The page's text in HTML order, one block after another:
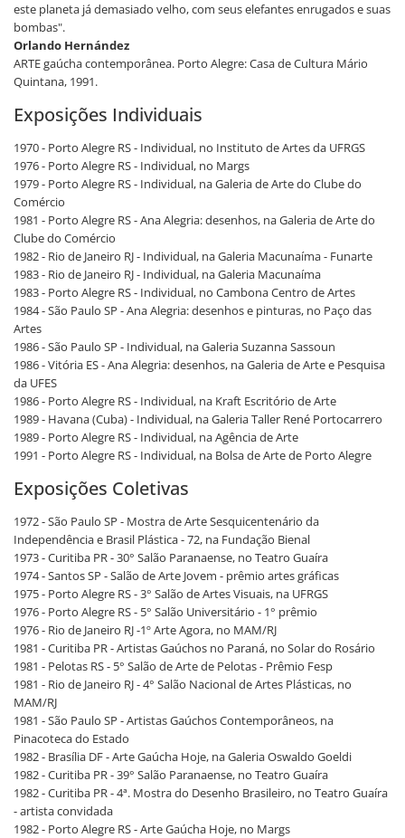
este planeta já demasiado velho, com seus elefantes enrugados e suas
bombas".
Orlando Hernández
ARTE gaúcha contemporânea. Porto Alegre: Casa de Cultura Mário
Quintana, 1991.
Exposições Individuais
1970 - Porto Alegre RS - Individual, no Instituto de Artes da UFRGS
1976 - Porto Alegre RS - Individual, no Margs
1979 - Porto Alegre RS - Individual, na Galeria de Arte do Clube do
Comércio
1981 - Porto Alegre RS - Ana Alegria: desenhos, na Galeria de Arte do
Clube do Comércio
1982 - Rio de Janeiro RJ - Individual, na Galeria Macunaíma - Funarte
1983 - Rio de Janeiro RJ - Individual, na Galeria Macunaíma
1983 - Porto Alegre RS - Individual, no Cambona Centro de Artes
1984 - São Paulo SP - Ana Alegria: desenhos e pinturas, no Paço das
Artes
1986 - São Paulo SP - Individual, na Galeria Suzanna Sassoun
1986 - Vitória ES - Ana Alegria: desenhos, na Galeria de Arte e Pesquisa
da UFES
1986 - Porto Alegre RS - Individual, na Kraft Escritório de Arte
1989 - Havana (Cuba) - Individual, na Galeria Taller René Portocarrero
1989 - Porto Alegre RS - Individual, na Agência de Arte
1991 - Porto Alegre RS - Individual, na Bolsa de Arte de Porto Alegre
Exposições Coletivas
1972 - São Paulo SP - Mostra de Arte Sesquicentenário da
Independência e Brasil Plástica - 72, na Fundação Bienal
1973 - Curitiba PR - 30° Salão Paranaense, no Teatro Guaíra
1974 - Santos SP - Salão de Arte Jovem - prêmio artes gráficas
1975 - Porto Alegre RS - 3° Salão de Artes Visuais, na UFRGS
1976 - Porto Alegre RS - 5° Salão Universitário - 1° prêmio
1976 - Rio de Janeiro RJ -1º Arte Agora, no MAM/RJ
1981 - Curitiba PR - Artistas Gaúchos no Paraná, no Solar do Rosário
1981 - Pelotas RS - 5° Salão de Arte de Pelotas - Prêmio Fesp
1981 - Rio de Janeiro RJ - 4° Salão Nacional de Artes Plásticas, no
MAM/RJ
1981 - São Paulo SP - Artistas Gaúchos Contemporâneos, na
Pinacoteca do Estado
1982 - Brasília DF - Arte Gaúcha Hoje, na Galeria Oswaldo Goeldi
1982 - Curitiba PR - 39° Salão Paranaense, no Teatro Guaíra
1982 - Curitiba PR - 4ª. Mostra do Desenho Brasileiro, no Teatro Guaíra
- artista convidada
1982 - Porto Alegre RS - Arte Gaúcha Hoje, no Margs